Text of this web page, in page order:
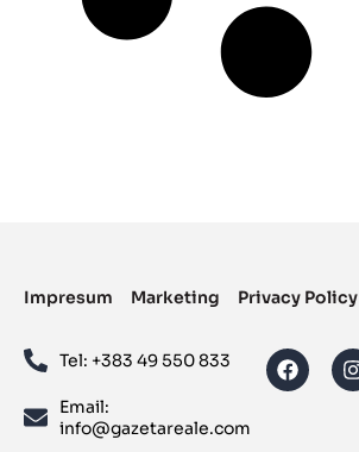
Impresum Marketing Privacy Policy
Tel: ‪+383 49 550 833‬
Email:
info@gazetareale.com